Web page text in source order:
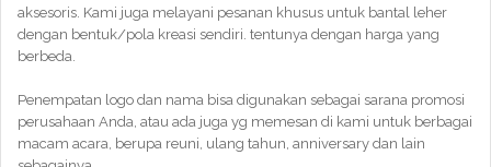
aksesoris. Kami juga melayani pesanan khusus untuk bantal leher
dengan bentuk/pola kreasi sendiri. tentunya dengan harga yang
berbeda.
Penempatan logo dan nama bisa digunakan sebagai sarana promosi
perusahaan Anda, atau ada juga yg memesan di kami untuk berbagai
macam acara, berupa reuni, ulang tahun, anniversary dan lain